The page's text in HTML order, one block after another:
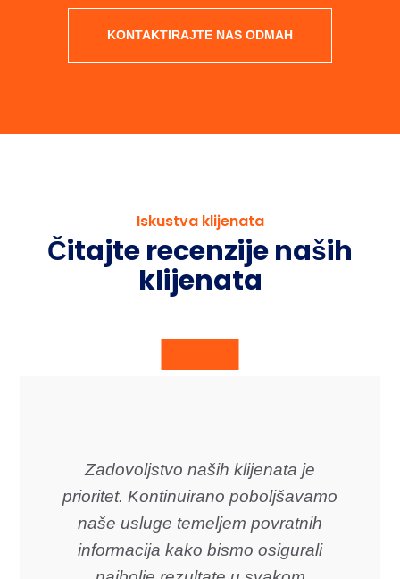
KONTAKTIRAJTE NAS ODMAH
Iskustva klijenata
Čitajte recenzije naših
klijenata
Zadovoljstvo naših klijenata je
prioritet. Kontinuirano poboljšavamo
naše usluge temeljem povratnih
informacija kako bismo osigurali